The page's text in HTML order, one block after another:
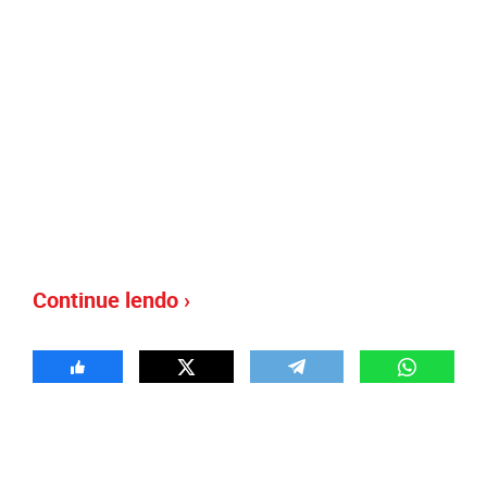
Continue lendo ›